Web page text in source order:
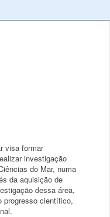
visa formar
investigação
do Mar, numa
da aquisição de
dessa área,
progresso científico,